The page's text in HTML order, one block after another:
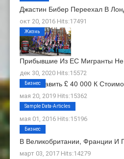
Джастин Бибер Переехал В
окт 20, 2016 Hits:17491
Прибывшие Из ЕС Мигранты
дек 30, 2020 Hits:15572
Жизнь
Как Добавить £ 40 000 К
мая 20, 2019 Hits:15362
Бизнес
О Нас
мая 01, 2016 Hits:15196
Sample Data-Articles
В Великобритании, Франции И
март 03, 2017 Hits:14279
Бизнес